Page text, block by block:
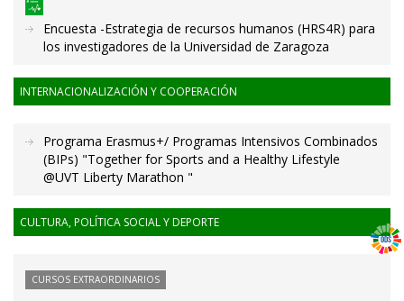
Encuesta -Estrategia de recursos humanos (HRS4R) para
los investigadores de la Universidad de Zaragoza
INTERNACIONALIZACIÓN Y COOPERACIÓN
Programa Erasmus+/ Programas Intensivos Combinados
(BIPs) "Together for Sports and a Healthy Lifestyle
@UVT Liberty Marathon "
CULTURA, POLÍTICA SOCIAL Y DEPORTE
CURSOS EXTRAORDINARIOS